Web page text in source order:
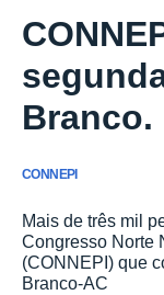
Branco.
CONNEPI
Mais de três mil
Congresso Norte
(CONNEPI) que
Branco-AC